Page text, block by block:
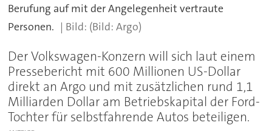
Berufung auf mit der Angelegenheit vertraute
Personen.
(Bild: Argo)
Der Volkswagen-Konzern will sich laut einem
Pressebericht mit 600 Millionen US-Dollar
direkt an Argo und mit zusätzlichen rund 1,1
Milliarden Dollar am Betriebskapital der Ford-
Tochter für selbstfahrende Autos beteiligen.